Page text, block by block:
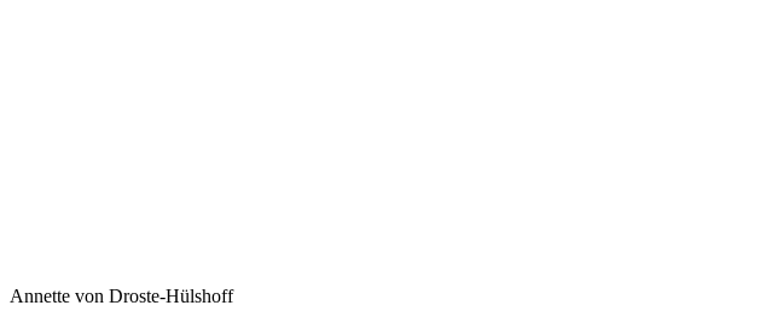
Annette von Droste-Hülshoff